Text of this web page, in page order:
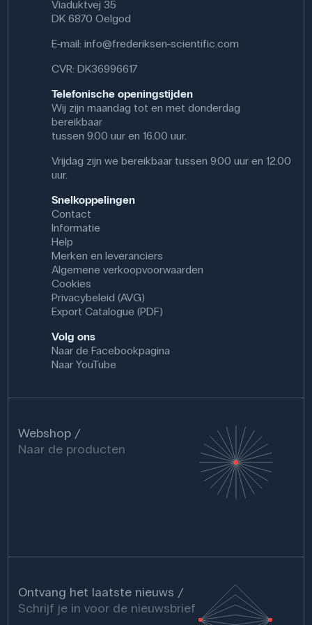
Viaduktvej 35
DK 6870 Oelgod
E-mail:info@frederiksen-scientific.com
CVR: DK36996617
Telefonische openingstijden
Wij zijn maandag tot en met donderdag
bereikbaar
tussen 9.00 uur en 16.00 uur.
Vrijdag zijn we bereikbaar tussen 9.00 uur en 12.00
uur.
Snelkoppelingen
Contact
Informatie
Help
Merken en leveranciers
Algemene verkoopvoorwaarden
Cookies
Privacybeleid (AVG)
Export Catalogue (PDF)
Volg ons
Naar de Facebookpagina
Naar YouTube
Webshop
Naar de producten
Ontvang het laatste nieuws
Schrijf je in voor de nieuwsbrief